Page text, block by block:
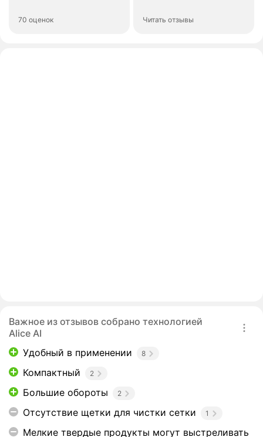
70 оценок Читать отзывы
Важное из отзывов собрано технологией
Alice AI
Удобный в применении
8
Компактный 2
Большие обороты 2
Отсутствие щетки для чистки сетки 1
Мелкие твердые продукты могут выстреливать